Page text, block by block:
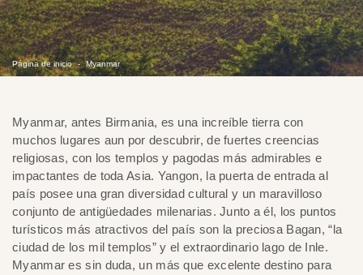
Página de inicio Myanmar
Myanmar, antes Birmania, es una increíble tierra con
muchos lugares aun por descubrir, de fuertes creencias
religiosas, con los templos y pagodas más admirables e
impactantes de toda Asia. Yangon, la puerta de entrada al
país posee una gran diversidad cultural y un maravilloso
conjunto de antigüedades milenarias. Junto a él, los puntos
turísticos más atractivos del país son la preciosa Bagan, “la
ciudad de los mil templos” y el extraordinario lago de Inle.
Myanmar es sin duda, un más que excelente destino para